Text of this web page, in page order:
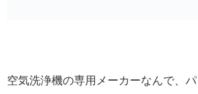
空気洗浄機の専用メーカーなんで、